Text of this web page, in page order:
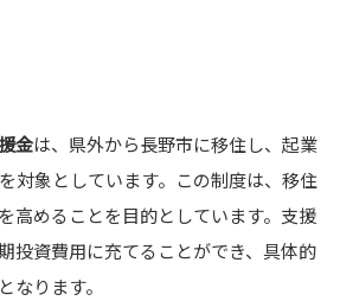
金は、県外から長野市に移住し、起業
対象としています。この制度は、移住
高めることを目的としています。支援
投資費用に充てることができ、具体的
なります。